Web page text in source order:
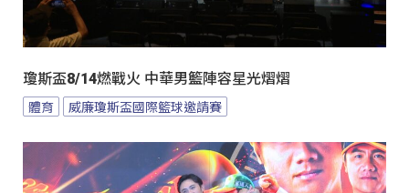
瓊斯盃8/14燃戰火 中華男籃陣容星光熠熠
體育 威廉瓊斯盃國際籃球邀請賽